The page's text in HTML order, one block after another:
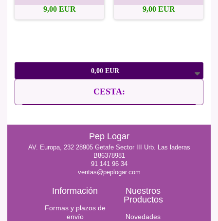
0,00 EUR
CESTA:
9,00 EUR 9,00 EUR
Pep Logar
AV. Europa, 232 28905 Getafe Sector III Urb. Las laderas
B86378981
91 141 96 34
ventas@peplogar.com
Información
Formas y plazos de
envío
Nuestros
Productos
Novedades